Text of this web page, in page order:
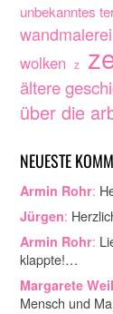
unbekanntes
wandmalerei
wolken z
ältere
über die
NEUESTE
Armin Rohr:
Jürgen:
Armin Rohr:
klappte!…
Margarete
Mensch und